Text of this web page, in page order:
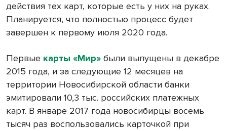
действия тех карт, которые есть у них на руках.
Планируется, что полностью процесс будет
завершен к первому июля 2020 года.
Первые карты «Мир» были выпущены в декабре
2015 года, и за следующие 12 месяцев на
территории Новосибирской области банки
эмитировали 10,3 тыс. российских платежных
карт. В январе 2017 года новосибирцы восемь
тысяч раз воспользовались карточкой при